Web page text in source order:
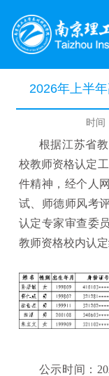
2026年上半
时间
根据江苏省
校教师资格认定工
件精神，经个人
试
师德师风考
认定专家审查委
教师资格校内认
公示时间：